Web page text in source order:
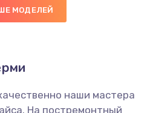
МОДЕЛЕЙ
наши мастера
На постремонтный